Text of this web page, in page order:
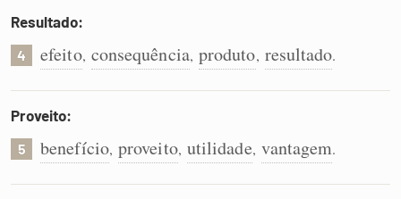
Resultado:
4 efeito, consequência, produto, resultado.
Proveito:
5 benefício, proveito, utilidade, vantagem.